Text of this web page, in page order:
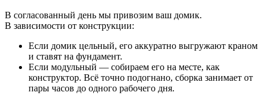
В согласованный день мы привозим ваш домик.
В зависимости от конструкции:
Если домик цельный, его аккуратно выгружают краном
и ставят на фундамент.
Если модульный — собираем его на месте, как
конструктор. Всё точно подогнано, сборка занимает от
пары часов до одного рабочего дня.